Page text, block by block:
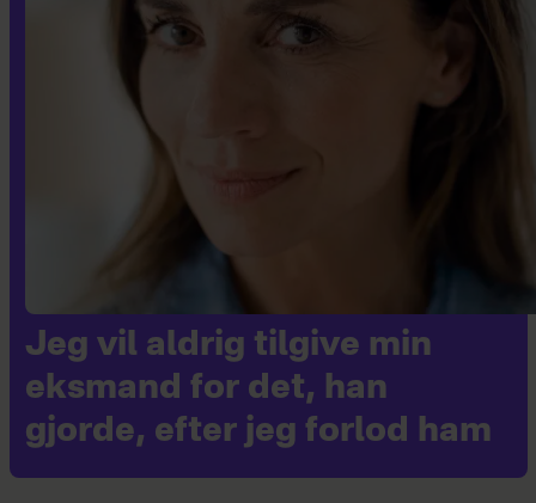
Jeg vil aldrig tilgive min
eksmand for det, han
gjorde, efter jeg forlod ham